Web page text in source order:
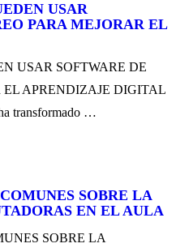
USAR
PARA MEJORAR EL
USAR SOFTWARE DE
APRENDIZAJE DIGITAL
transformado …
SOBRE LA
EN EL AULA
SOBRE LA